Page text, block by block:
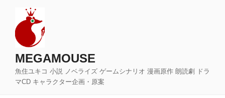
MEGAMOUSE
魚住ユキコ 小説 ノベライズ ゲームシナリオ 漫画原作 朗読劇 ドラ
マCD キャラクター企画・原案